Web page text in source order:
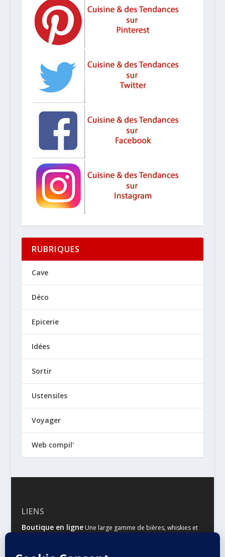
RUBRIQUES
Cave
Déco
Epicerie
Idées
Sortir
Ustensiles
Voyager
Web compil'
LIENS
Boutique en ligneUne large gamme de bières, whiskies et